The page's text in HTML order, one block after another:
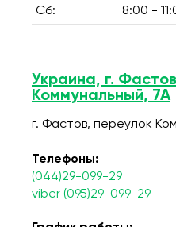
Сб: 8:00 -
Украина, г.
Коммунальный, 7А
г. Фастов, переулок
Телефоны:
(044)29-099-29
viber (095)29-099-29